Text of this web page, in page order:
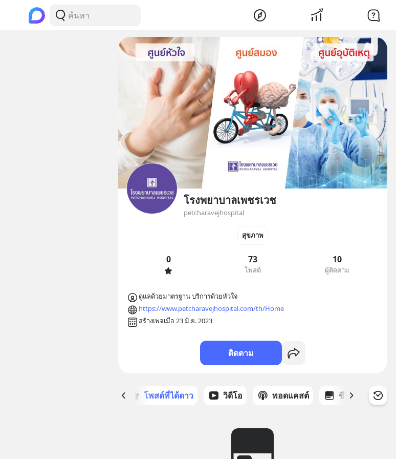
โรงพยาบาลเพชรเวช
petcharavejhospital
สุขภาพ
0 73
โพสต์
10
ผู้ติดตาม
ดูแลด้วยมาตรฐาน บริการด้วยหัวใจ
https://www.petcharavejhospital.com/th/Home
สร้างเพจเมื่อ 23 มิ.ย. 2023
ติดตาม
โพสต์ที่ได้ดาว วิดีโอ พอดแคสต์ ซีรีส์